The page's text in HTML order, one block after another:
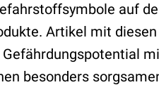
auf
Artikel mit diesen
besonders